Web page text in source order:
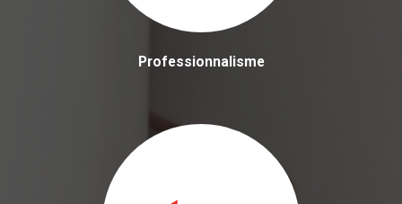
Professionnalisme